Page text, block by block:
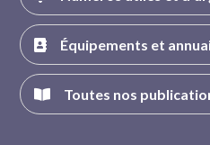
Équipements et
Toutes nos